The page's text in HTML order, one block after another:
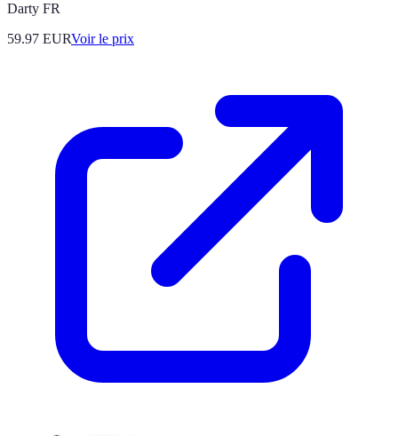
Darty FR
59.97 EURVoir le prix